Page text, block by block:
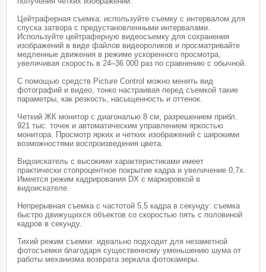
Цейтраферная съемка: используйте съемку с интервалом для
спуска затвора с предустановленными интервалами.
Используйте цейтраферную видеосъемку для сохранения
изображений в виде файлов видеороликов и просматривайте
медленные движения в режиме ускоренного просмотра,
увеличивая скорость в 24–36 000 раз по сравнению с обычной.
С помощью средств Picture Control можно менять вид
фотографий и видео, тонко настраивая перед съемкой такие
параметры, как резкость, насыщенность и оттенок.
Четкий ЖК монитор с диагональю 8 см, разрешением прибл.
921 тыс. точек и автоматическим управлением яркостью
монитора. Просмотр ярких и четких изображений с широкими
возможностями воспроизведения цвета.
Видоискатель с высокими характеристиками имеет
практически стопроцентное покрытие кадра и увеличение 0,7x.
Имеется режим кадрирования DX с маркировкой в
видоискателе.
Непрерывная съемка с частотой 5,5 кадра в секунду: съемка
быстро движущихся объектов со скоростью пять с половиной
кадров в секунду.
Тихий режим съемки: идеально подходит для незаметной
фотосъемки благодаря существенному уменьшению шума от
работы механизма возврата зеркала фотокамеры.